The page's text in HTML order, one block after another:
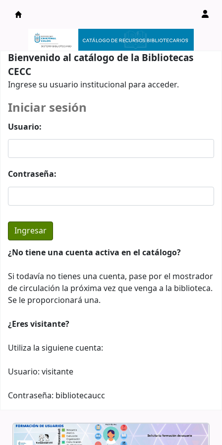
Catálogo en línea
Bienvenido al catálogo de la Bibliotecas
CECC
Ingrese su usuario institucional para acceder.
Iniciar sesión
Usuario:
Contraseña:
¿No tiene una cuenta activa en el catálogo?
Si todavía no tienes una cuenta, pase por el mostrador
de circulación la próxima vez que venga a la biblioteca.
Se le proporcionará una.
¿Eres visitante?
Utiliza la siguiene cuenta:
Usuario: visitante
Contraseña: bibliotecaucc